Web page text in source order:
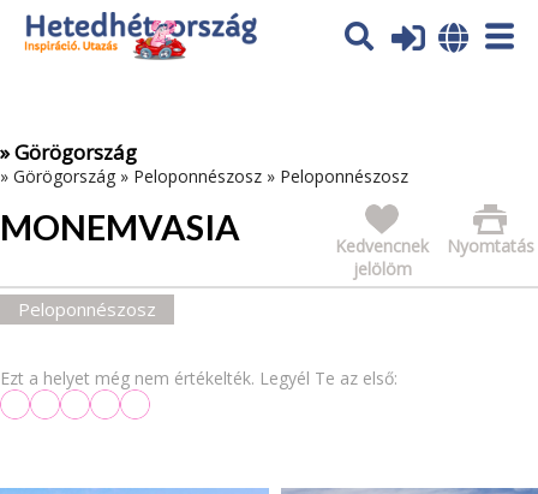
Az oldal sütiket (cookies) használ. További tájékoztatás itt:
Adatvédelmi tájékoztató
» Görögország
» Görögország » Peloponnészosz » Peloponnészosz
MONEMVASIA Nyomtatás
Kedvencnek
jelölöm
Peloponnészosz
Ezt a helyet még nem értékelték. Legyél Te az első: